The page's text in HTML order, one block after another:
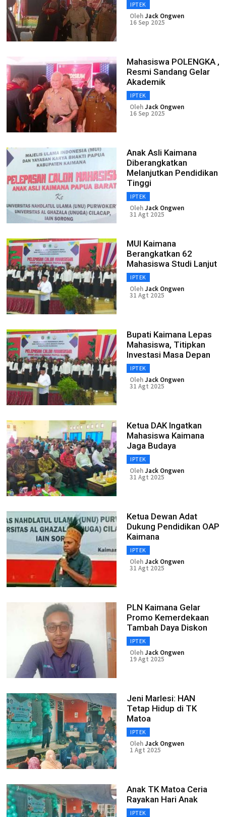
IPTEK
OlehJack Ongwen
16 Sep 2025
Mahasiswa POLENGKA ,
Resmi Sandang Gelar
Akademik
IPTEK
OlehJack Ongwen
16 Sep 2025
Anak Asli Kaimana
Diberangkatkan
Melanjutkan Pendidikan
Tinggi
IPTEK
OlehJack Ongwen
31 Agt 2025
MUI Kaimana
Berangkatkan 62
Mahasiswa Studi Lanjut
IPTEK
OlehJack Ongwen
31 Agt 2025
Bupati Kaimana Lepas
Mahasiswa, Titipkan
Investasi Masa Depan
IPTEK
OlehJack Ongwen
31 Agt 2025
Ketua DAK Ingatkan
Mahasiswa Kaimana
Jaga Budaya
IPTEK
OlehJack Ongwen
31 Agt 2025
Ketua Dewan Adat
Dukung Pendidikan OAP
Kaimana
IPTEK
OlehJack Ongwen
31 Agt 2025
PLN Kaimana Gelar
Promo Kemerdekaan
Tambah Daya Diskon
IPTEK
OlehJack Ongwen
19 Agt 2025
Jeni Marlesi: HAN
Tetap Hidup di TK
Matoa
IPTEK
OlehJack Ongwen
1 Agt 2025
Anak TK Matoa Ceria
Rayakan Hari Anak
IPTEK